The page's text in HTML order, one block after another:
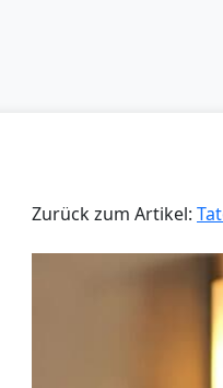
Zurück zum Artikel: